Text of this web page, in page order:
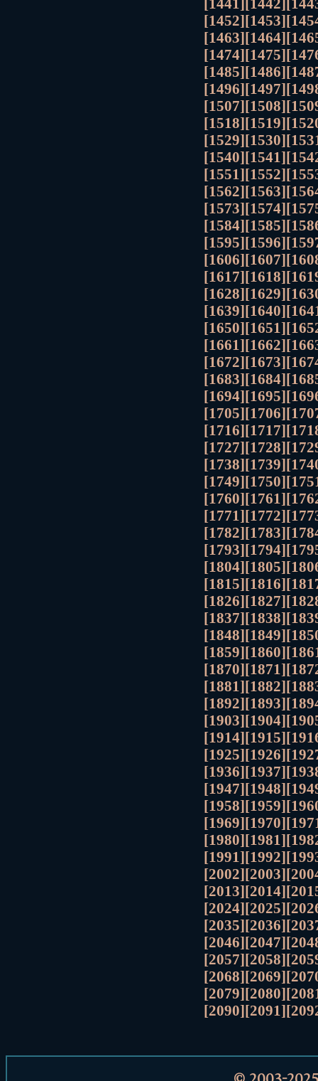
[1452][1453]
[1463][1464]
[1474][1475]
[1485][1486]
[1496][1497]
[1507][1508]
[1518][1519]
[1529][1530]
[1540][1541]
[1551][1552]
[1562][1563]
[1573][1574]
[1584][1585]
[1595][1596]
[1606][1607]
[1617][1618]
[1628][1629]
[1639][1640]
[1650][1651]
[1661][1662]
[1672][1673]
[1683][1684]
[1694][1695]
[1705][1706]
[1716][1717]
[1727][1728]
[1738][1739]
[1749][1750]
[1760][1761]
[1771][1772]
[1782][1783]
[1793][1794]
[1804][1805]
[1815][1816]
[1826][1827]
[1837][1838]
[1848][1849]
[1859][1860]
[1870][1871]
[1881][1882]
[1892][1893]
[1903][1904]
[1914][1915]
[1925][1926]
[1936][1937]
[1947][1948]
[1958][1959]
[1969][1970]
[1980][1981]
[1991][1992]
[2002][2003]
[2013][2014]
[2024][2025]
[2035][2036]
[2046][2047]
[2057][2058]
[2068][2069]
[2079][2080]
[2090][2091]